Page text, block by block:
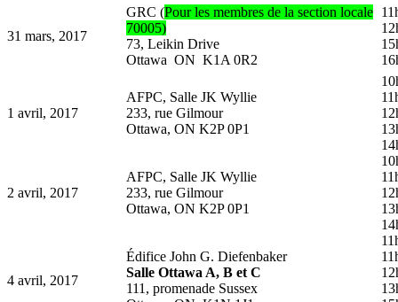
31 mars, 2017
GRC (Pour les membres de la section locale
70005)
73, Leikin Drive
Ottawa ON K1A 0R2
1 avril, 2017
AFPC, Salle JK Wyllie
233, rue Gilmour
Ottawa, ON K2P 0P1
2 avril, 2017
AFPC, Salle JK Wyllie
233, rue Gilmour
Ottawa, ON K2P 0P1
4 avril, 2017
Édifice John G. Diefenbaker
Salle Ottawa A, B et C
111, promenade Sussex